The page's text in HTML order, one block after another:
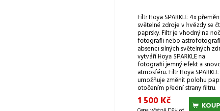
Filtr Hoya SPARKLE 4x
světelné zdroje v hvězdy se
paprsky. Filtr je vhodný na
fotografii nebo
absenci silných světelných
vytváří Hoya SPARKLE na
fotografii jemný efekt a
atmosféru. Filtr Hoya SPARKLE
umožňuje změnit polohu
otočením přední strany filtru.
1 500 Kč